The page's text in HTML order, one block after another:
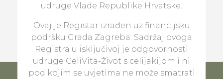
udruge Vlade Republike Hrvatske.
Ovaj je Registar izrađen uz financijsku
podršku Grada Zagreba. Sadržaj ovoga
Registra u isključivoj je odgovornosti
udruge CeliVita-Život s celijakijom i ni
pod kojim se uvjetima ne može smatrati